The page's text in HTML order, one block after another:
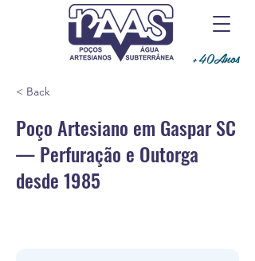
+40Anos
< Back
Poço Artesiano em Gaspar SC
— Perfuração e Outorga
desde 1985